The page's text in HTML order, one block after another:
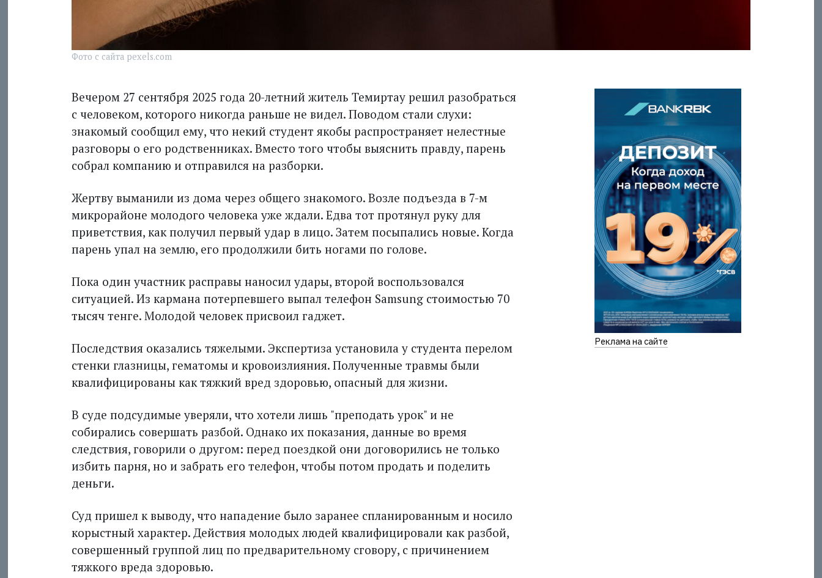
Фото с сайта pexels.com
Вечером 27 сентября 2025 года 20-летний житель Темиртау решил разобраться
с человеком, которого никогда раньше не видел. Поводом стали слухи:
знакомый сообщил ему, что некий студент якобы распространяет нелестные
разговоры о его родственниках. Вместо того чтобы выяснить правду, парень
собрал компанию и отправился на разборки.
Жертву выманили из дома через общего знакомого. Возле подъезда в 7-м
микрорайоне молодого человека уже ждали. Едва тот протянул руку для
приветствия, как получил первый удар в лицо. Затем посыпались новые. Когда
парень упал на землю, его продолжили бить ногами по голове.
Пока один участник расправы наносил удары, второй воспользовался
ситуацией. Из кармана потерпевшего выпал телефон Samsung стоимостью 70
тысяч тенге. Молодой человек присвоил гаджет.
Последствия оказались тяжелыми. Экспертиза установила у студента перелом
стенки глазницы, гематомы и кровоизлияния. Полученные травмы были
квалифицированы как тяжкий вред здоровью, опасный для жизни.
В суде подсудимые уверяли, что хотели лишь "преподать урок" и не
собирались совершать разбой. Однако их показания, данные во время
следствия, говорили о другом: перед поездкой они договорились не только
избить парня, но и забрать его телефон, чтобы потом продать и поделить
деньги.
Суд пришел к выводу, что нападение было заранее спланированным и носило
корыстный характер. Действия молодых людей квалифицировали как разбой,
совершенный группой лиц по предварительному сговору, с причинением
тяжкого вреда здоровью.
Реклама на сайте